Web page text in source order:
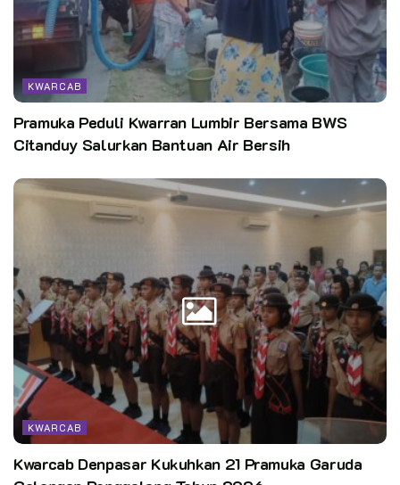
KWARCAB
Pramuka Peduli Kwarran Lumbir Bersama BWS
Citanduy Salurkan Bantuan Air Bersih
KWARCAB
Kwarcab Denpasar Kukuhkan 21 Pramuka Garuda